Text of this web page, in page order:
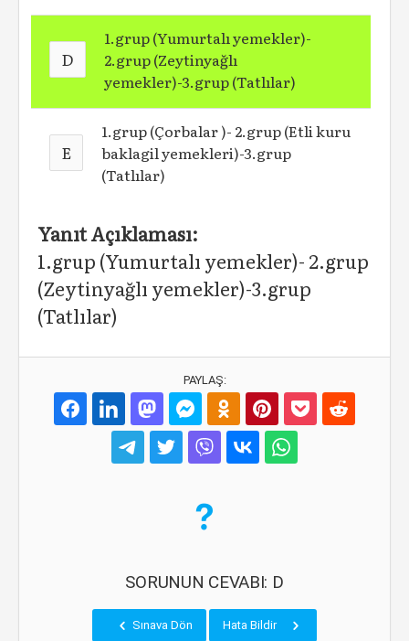
D
1.grup (Yumurtalı yemekler)-
2.grup (Zeytinyağlı
yemekler)-3.grup (Tatlılar)
E
1.grup (Çorbalar )- 2.grup (Etli kuru
baklagil yemekleri)-3.grup
(Tatlılar)
Yanıt Açıklaması:
1.grup (Yumurtalı yemekler)- 2.grup
(Zeytinyağlı yemekler)-3.grup
(Tatlılar)
PAYLAŞ:
SORUNUN CEVABI: D
Sınava Dön Hata Bildir